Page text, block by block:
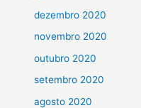
dezembro 2020
novembro 2020
outubro 2020
setembro 2020
agosto 2020